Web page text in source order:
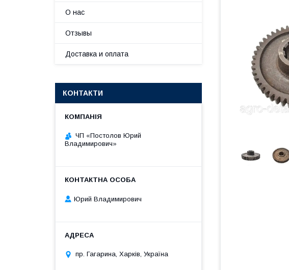
О нас
Отзывы
Доставка и оплата
КОНТАКТИ
ЧП «Постолов Юрий
Владимирович»
Юрий Владимирович
пр. Гагарина, Харків, Україна